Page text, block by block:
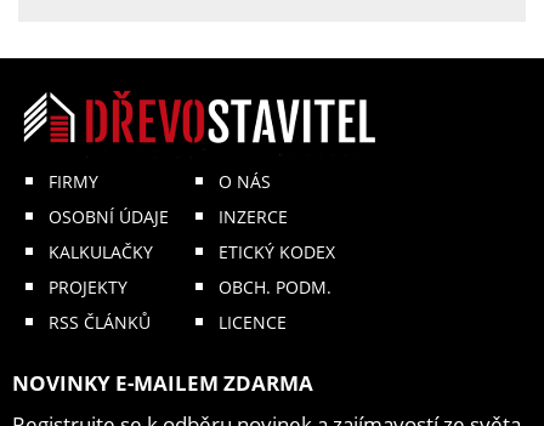
FIRMY
OSOBNÍ ÚDAJE
KALKULAČKY
PROJEKTY
RSS ČLÁNKŮ
O NÁS
INZERCE
ETICKÝ KODEX
OBCH. PODM.
LICENCE
NOVINKY E-MAILEM ZDARMA